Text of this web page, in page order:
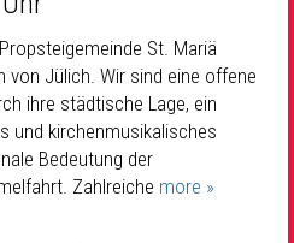
St. Mariä
Jülich. Wir sind eine offene
ihre städtische Lage, ein
und kirchenmusikalisches
Bedeutung der
Zahlreiche more »